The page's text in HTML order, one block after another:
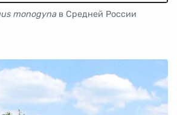
monogynaв Средней России